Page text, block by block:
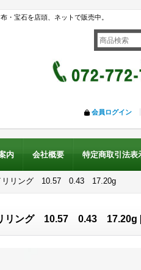
・宝石を店頭、ネットで販売中。
会員ログイン
内 会社概要 特定商取引法表
リリング 10.57 0.43 17.20g
リング 10.57 0.43 17.20g